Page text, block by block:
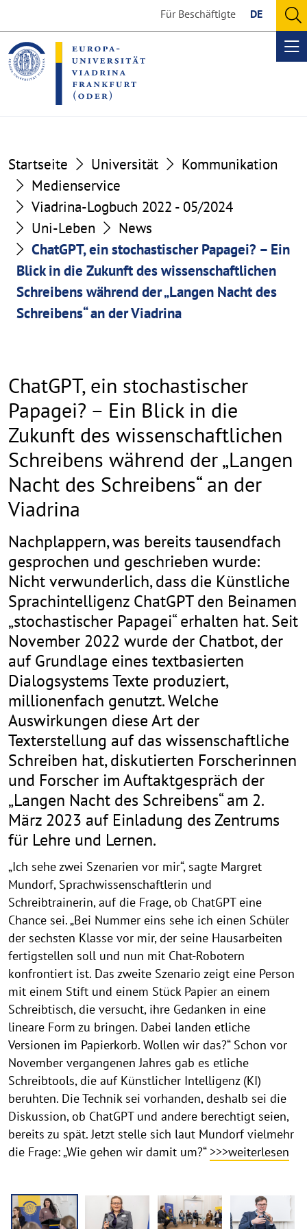
the
content
section
the
footer
section
Für Beschäftigte DE
Startseite Universität
Kommunikation
Medienservice
Viadrina-Logbuch 2022 - 05/2024
Uni-Leben
News
ChatGPT, ein stochastischer Papagei? – Ein
Blick in die Zukunft des wissenschaftlichen
Schreibens während der „Langen Nacht des
Schreibens“ an der Viadrina
ChatGPT, ein stochastischer
Papagei? – Ein Blick in die
Zukunft des wissenschaftlichen
Schreibens während der „Langen
Nacht des Schreibens“ an der
Viadrina
Nachplappern, was bereits tausendfach
gesprochen und geschrieben wurde:
Nicht verwunderlich, dass die Künstliche
Sprachintelligenz ChatGPT den Beinamen
„stochastischer Papagei“ erhalten hat. Seit
November 2022 wurde der Chatbot, der
auf Grundlage eines textbasierten
Dialogsystems Texte produziert,
millionenfach genutzt. Welche
Auswirkungen diese Art der
Texterstellung auf das wissenschaftliche
Schreiben hat, diskutierten Forscherinnen
und Forscher im Auftaktgespräch der
„Langen Nacht des Schreibens“ am 2.
März 2023 auf Einladung des Zentrums
für Lehre und Lernen.
„Ich sehe zwei Szenarien vor mir“, sagte Margret
Mundorf, Sprachwissenschaftlerin und
Schreibtrainerin, auf die Frage, ob ChatGPT eine
Chance sei. „Bei Nummer eins sehe ich einen Schüler
der sechsten Klasse vor mir, der seine Hausarbeiten
fertigstellen soll und nun mit Chat-Robotern
konfrontiert ist. Das zweite Szenario zeigt eine Person
mit einem Stift und einem Stück Papier an einem
Schreibtisch, die versucht, ihre Gedanken in eine
lineare Form zu bringen. Dabei landen etliche
Versionen im Papierkorb. Wollen wir das?“ Schon vor
November vergangenen Jahres gab es etliche
Schreibtools, die auf Künstlicher Intelligenz (KI)
beruhten. Die Technik sei vorhanden, deshalb sei die
Diskussion, ob ChatGPT und andere berechtigt seien,
bereits zu spät. Jetzt stelle sich laut Mundorf vielmehr
die Frage: „Wie gehen wir damit um?“ >>>weiterlesen